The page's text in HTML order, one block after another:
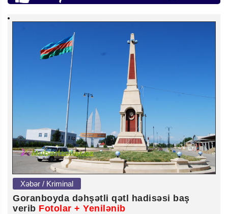
Xəbər / Kriminal
Goranboyda dəhşətli qətl hadisəsi baş
verib Fotolar + Yenilənib